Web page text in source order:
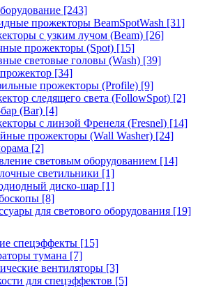
[243]
прожекторы BeamSpotWash [31]
с узким лучом (Beam) [26]
прожекторы (Spot) [15]
световые головы (Wash) [39]
[34]
прожекторы (Profile) [9]
следящего света (FollowSpot) [2]
(Bar) [4]
с линзой Френеля (Fresnel) [14]
прожекторы (Wall Washer) [24]
[2]
световым оборудованием [14]
светильники [1]
диско-шар [1]
[8]
для светового оборудования [19]
спецэффекты [15]
тумана [7]
вентиляторы [3]
для спецэффектов [5]